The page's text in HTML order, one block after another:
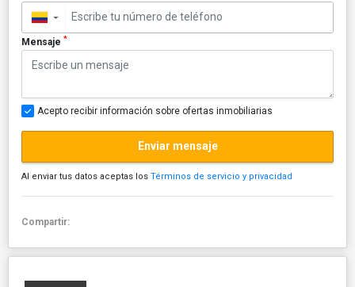
▼
Mensaje *
Acepto recibir información sobre ofertas inmobiliarias
Enviar mensaje
Al enviar tus datos aceptas los Términos de servicio y privacidad
Compartir: